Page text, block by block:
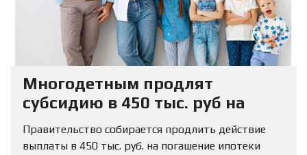
Многодетным продлят
субсидию в 450 тыс. руб на
погашение ипотеки
Правительство собирается продлить действие
выплаты в 450 тыс. руб. на погашение ипотеки